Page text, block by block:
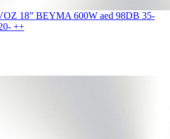
18” BEYMA 600W aed 98DB 35-
++